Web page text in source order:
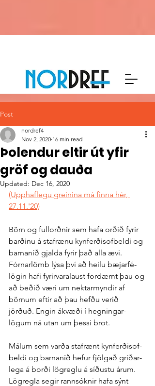
Post
Þol­endur eltir út yfir
gröf og dauða
nordref4
Nov 2, 2020 16 min read
Updated: Dec 16, 2020
(Upphaflegu greinina má finna hér,
27.11.'20)
Börn og full­orðnir sem hafa orðið fyrir
barðinu á staf­rænu kyn­ferðis­of­beldi og
barna­níð gjalda fyrir það alla ævi.
Fórnar­lömb lýsa því að heilu bæjar­fé­
lögin hafi fyrir­vara­laust for­dæmt þau og
að beðið væri um nektar­myndir af
börnum eftir að þau hefðu verið
jörðuð. Engin á­kvæði í hegningar­
lögum ná utan um þessi brot.
Málum sem varða stafrænt kyn­ferðis­of­
beldi og barna­níð hefur fjölgað gríðar­
lega á borði lög­reglu á síðustu árum.
Lög­regla segir rann­sóknir hafa sýnt